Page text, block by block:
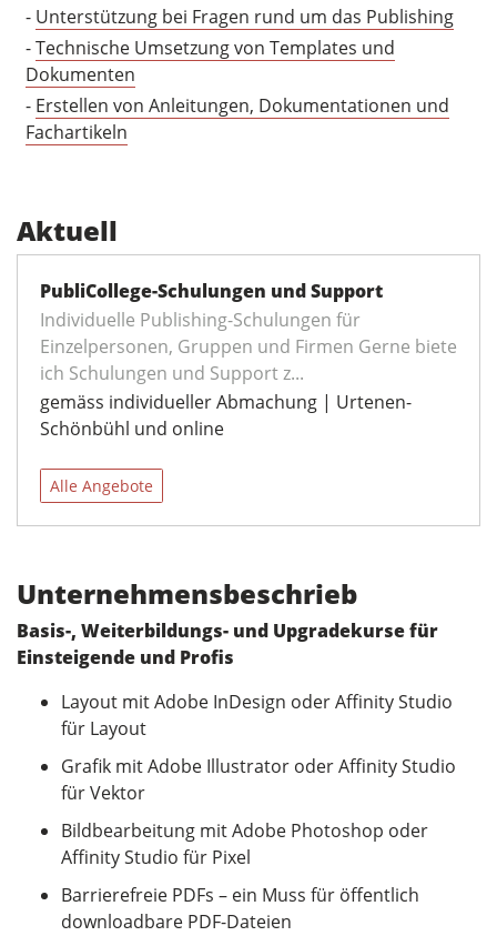
- Unterstützung bei Fragen rund um das Publishing
-Technische Umsetzung von Templates und
Dokumenten
- Erstellen von Anleitungen, Dokumentationen und
Fachartikeln
Aktuell
PubliCollege-Schulungen und Support
Individuelle Publishing-Schulungen für
Einzelpersonen, Gruppen und Firmen Gerne biete
ich Schulungen und Support z...
gemäss individueller Abmachung | Urtenen-
Schönbühl und online
Alle Angebote
Unternehmensbeschrieb
Basis-, Weiterbildungs- und Upgradekurse für
Einsteigende und Profis
Layout mit Adobe InDesign oder Affinity Studio
für Layout
Grafik mit Adobe Illustrator oder Affinity Studio
für Vektor
Bildbearbeitung mit Adobe Photoshop oder
Affinity Studio für Pixel
Barrierefreie PDFs – ein Muss für öffentlich
downloadbare PDF-Dateien